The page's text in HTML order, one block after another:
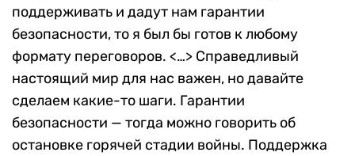
поддерживать и дадут нам гарантии
безопасности, то я был бы готов к любому
формату переговоров. <…> Справедливый
настоящий мир для нас важен, но давайте
сделаем какие-то шаги. Гарантии
безопасности — тогда можно говорить об
остановке горячей стадии войны. Поддержка